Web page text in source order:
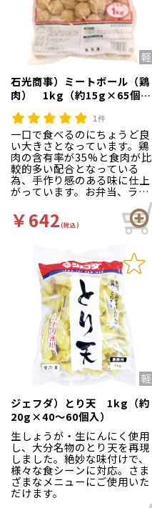
石光商事）ミートボール（鶏
肉） 1kg（約15g×65個
1件
一口で食べるのにちょうど良
い大きさとなっています。鶏
肉の含有率が35%と食肉が比
較的多い配合となっている
為、手作り感のある味に仕上
がっています。お弁当、ラン
る、利便性の高い商品です。
￥642(税込)
ジェフダ）とり天 1kg（約
20g×40～60個入）
生しょうが・生にんにく使用
し、大分名物のとり天を再現
しました。絶妙な味付けで、
様々な食シーンに対応。さま
ざまなメニューにご使用いた
だけます。